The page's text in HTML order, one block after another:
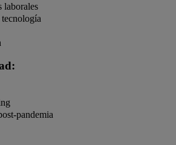
laborales
pandemia